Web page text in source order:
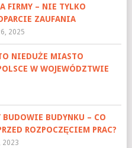
FIRMY – NIE TYLKO
ZAUFANIA
2025
NIEDUŻE MIASTO
W WOJEWÓDZTWIE
BUDOWIE BUDYNKU – CO
ROZPOCZĘCIEM PRAC?
2023